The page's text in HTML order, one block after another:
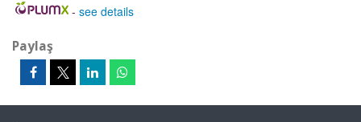
- see details
Paylaş